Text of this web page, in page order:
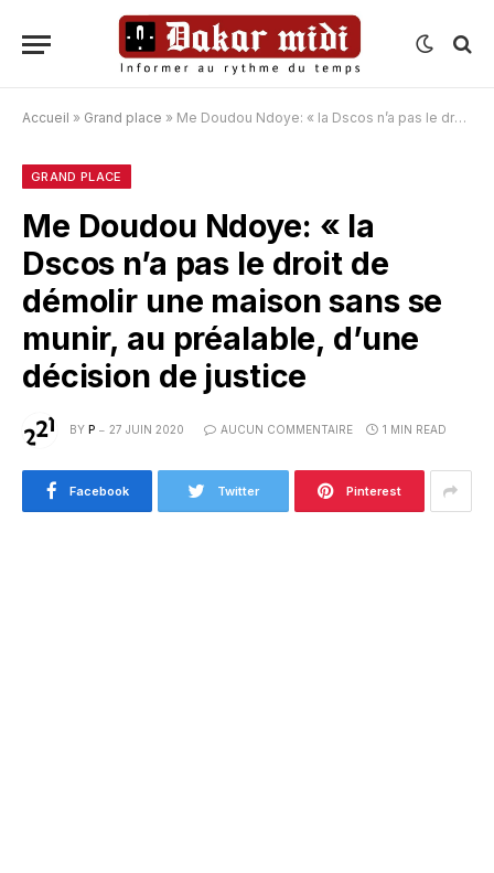
Accueil » Grand place » Me Doudou Ndoye: « la Dscos n’a pas le droit de démolir une maison sans se munir, au préalable, d’une décision de justice
GRAND PLACE
Me Doudou Ndoye: « la
Dscos n’a pas le droit de
démolir une maison sans se
munir, au préalable, d’une
décision de justice
BY P 27 JUIN 2020 AUCUN COMMENTAIRE 1 MIN READ
Facebook Twitter Pinterest